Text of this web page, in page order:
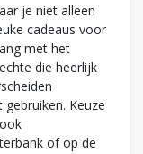
je niet alleen
cadeaus voor
met het
die heerlijk
Keuze
of op de